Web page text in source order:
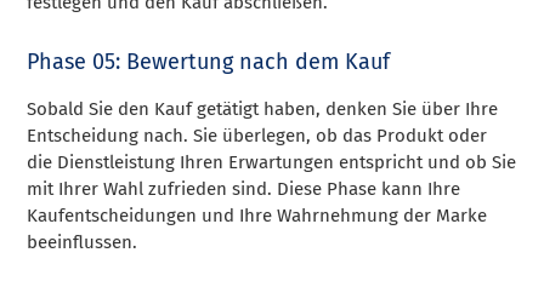
Phase 05: Bewertung nach dem Kauf
Sobald Sie den Kauf getätigt haben, denken Sie über Ihre
Entscheidung nach. Sie überlegen, ob das Produkt oder
die Dienstleistung Ihren Erwartungen entspricht und ob Sie
mit Ihrer Wahl zufrieden sind. Diese Phase kann Ihre
Kaufentscheidungen und Ihre Wahrnehmung der Marke
beeinflussen.